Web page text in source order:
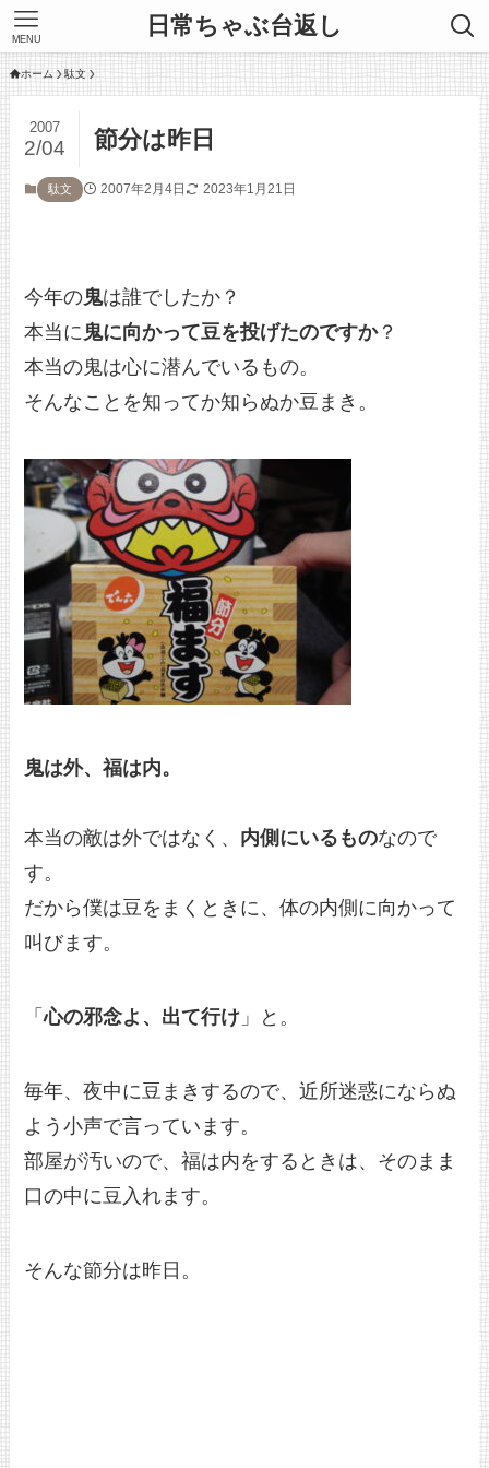
日常ちゃぶ台返し
MENU
ホーム 駄文
節分は昨日
2007
2/04
駄文 2007年2月4日 2023年1月21日
今年の鬼は誰でしたか？
本当に鬼に向かって豆を投げたのですか？
本当の鬼は心に潜んでいるもの。
そんなことを知ってか知らぬか豆まき。
鬼は外、福は内。
本当の敵は外ではなく、 内側にいるものなので
す。
だから僕は豆をまくときに、体の内側に向かって
叫びます。
「心の邪念よ、出て行け 」と。
毎年、夜中に豆まきするので、近所迷惑にならぬ
よう小声で言っています。
部屋が汚いので、福は内をするときは、そのまま
口の中に豆入れます。
そんな節分は昨日。